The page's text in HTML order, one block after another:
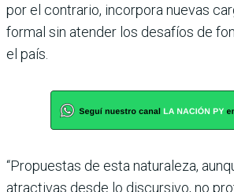
por el contrario, incorpora nue­vas
formal sin atender los desa­fíos de
el país.
“Propuestas de esta naturaleza,
atractivas desde lo discursivo, no